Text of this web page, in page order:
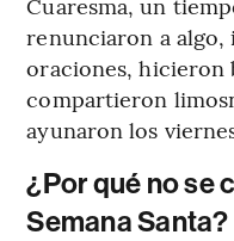
renunciaron a
oraciones, hicieron
compartieron
ayunaron los
¿Por qué no se
Semana Santa?